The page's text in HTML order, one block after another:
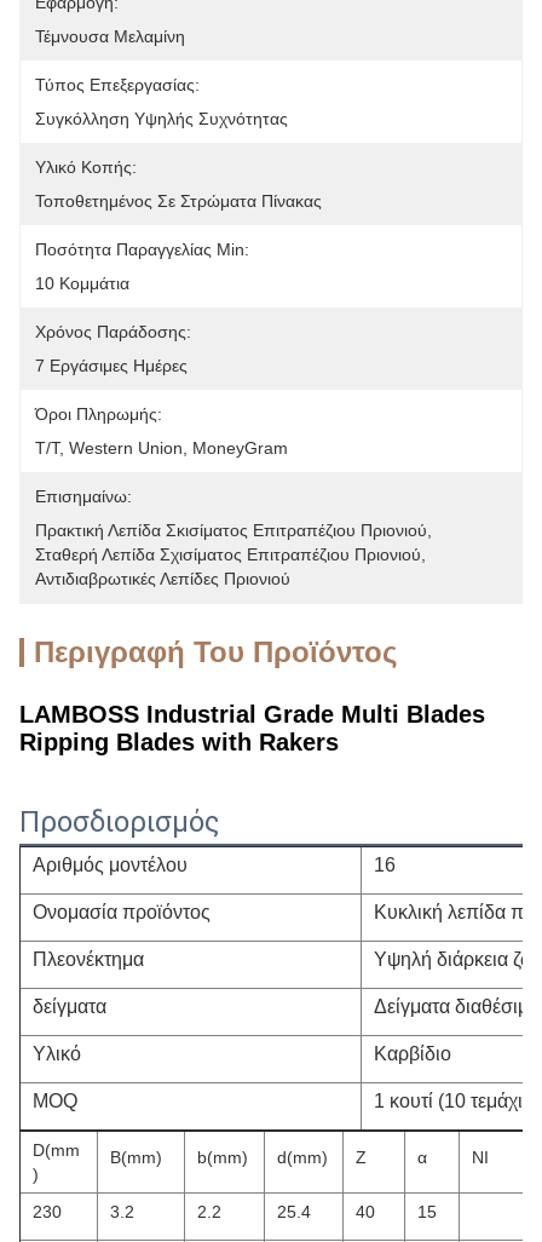
Τέμνουσα Μελαμίνη
Τύπος Επεξεργασίας:
Συγκόλληση Υψηλής Συχνότητας
Υλικό Κοπής:
Τοποθετημένος Σε Στρώματα Πίνακας
Ποσότητα Παραγγελίας Min:
10 Κομμάτια
Χρόνος Παράδοσης:
7 Εργάσιμες Ημέρες
Όροι Πληρωμής:
T/T, Western Union, MoneyGram
Επισημαίνω:
Πρακτική Λεπίδα Σκισίματος Επιτραπέζιου Πριονιού
Σταθερή Λεπίδα Σχισίματος Επιτραπέζιου Πριονιού
Αντιδιαβρωτικές Λεπίδες Πριονιού
Περιγραφή Του Προϊόντος
LAMBOSS Industrial Grade Multi Blades
Ripping Blades with Rakers
Προσδιορισμός
Αριθμός μοντέλου 16
Ονομασία προϊόντος Κυκλική λεπίδα
Πλεονέκτημα Υψηλή διάρκεια
δείγματα Δείγματα διαθέσιμα
Υλικό Καρβίδιο
MOQ 1 κουτί (10 τεμάχια
D(mm
)
B(mm) b(mm) d(mm) Ζ α NI
230 3.2 2.2 25.4 40 15